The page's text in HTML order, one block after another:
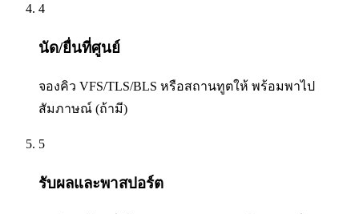
4
นัด/ยื่นที่ศูนย์
จองคิว VFS/TLS/BLS หรือสถานทูตให้ พร้อมพาไป
สัมภาษณ์ (ถ้ามี)
5
รับผลและพาสปอร์ต